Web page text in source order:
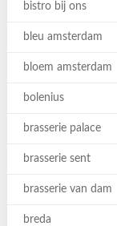
bistro bij ons
bleu amsterdam
bloem amsterdam
bolenius
brasserie palace
brasserie sent
brasserie van dam
breda